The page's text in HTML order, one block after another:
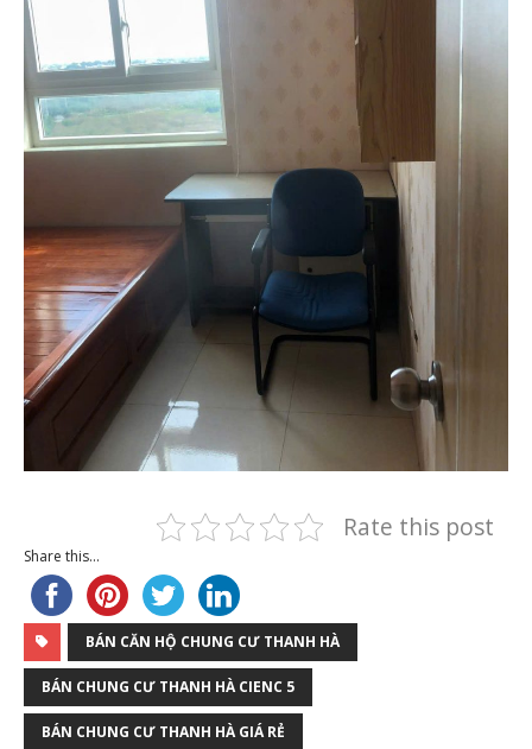
Rate this post
Share this...
BÁN CĂN HỘ CHUNG CƯ THANH HÀ
BÁN CHUNG CƯ THANH HÀ CIENC 5
BÁN CHUNG CƯ THANH HÀ GIÁ RẺ